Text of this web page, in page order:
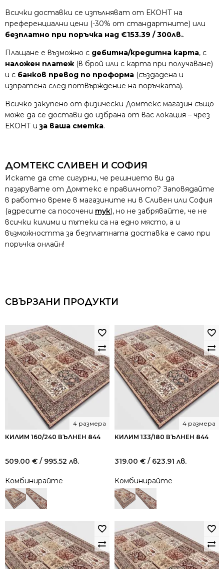
Всички доставки се изпълняват от ЕКОНТ на
преференциални цени (-30% от стандартните) или
безплатно при поръчка над €153.39 / 300лв..
Плащане е възможно с дебитна/кредитна карта, с
наложен платеж (в брой или с карта при получаване)
и с банков превод по проформа (създадена и
изпратена след потвърждение на поръчката).
Всичко закупено от физически Домтекс магазин също
може да се достави до избрана от вас локация – чрез
ЕКОНТ иза ваша сметка.
ДОМТЕКС СЛИВЕН И СОФИЯ
Искате да сте сигурни, че решнието ви да
пазарувате от Домтекс е правилното? Заповядайте
в работно време в магазините ни в Сливен или София
(адресите са посочени тук), но не забрявайте, че не
всички килими и пътеки са на едно място, а и
възможността за безплатната доставка е само при
поръчка онлайн!
СВЪРЗАНИ ПРОДУКТИ
КИЛИМ 160/240 ВЪЛНЕН 844
4 размера
509.00 € / 995.52 лв.
Комбинирайте
КИЛИМ 133/180 ВЪЛНЕН 844
4 размера
319.00 € / 623.91 лв.
Комбинирайте